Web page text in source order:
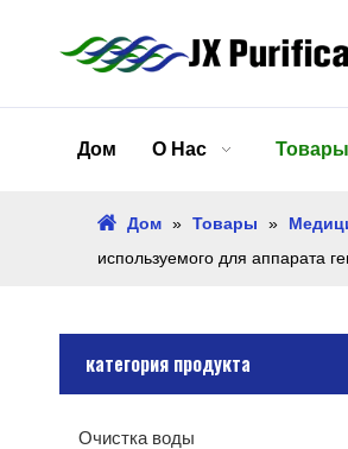
Дом О Нас Товары
Дом » Товары »
используемого для аппарата
категория продукта
Очистка воды